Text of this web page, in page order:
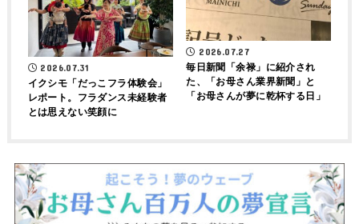
2026.07.31
イクシモ「だっこフラ体験会」
レポート。フラダンス未経験者
とは思えない笑顔に
2026.07.27
毎日新聞「余禄」に紹介され
た、「お母さん業界新聞」と
「お母さんが夢に乾杯する日」